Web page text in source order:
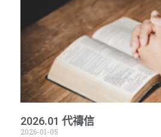
2026.01 代禱信
2026-01-05